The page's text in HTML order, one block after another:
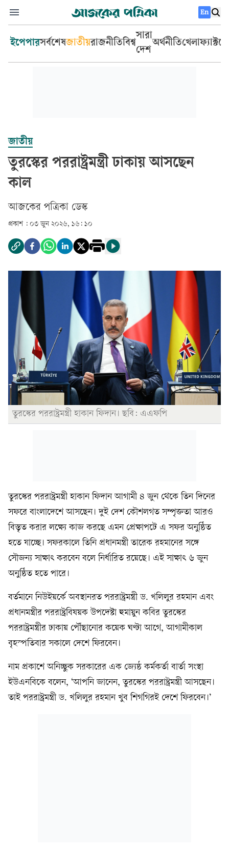
En
ইপেপারসর্বশেষজাতীয়রাজনীতিবিশ্ব
সারা
দেশ
অর্থনীতিখেলা
জাতীয়
তুরস্কের পররাষ্ট্রমন্ত্রী ঢাকায় আসছেন
কাল
আজকের পত্রিকা ডেস্ক­
প্রকাশ : ০৩ জুন ২০২৬, ১৬: ১০
তুরস্কের পররাষ্ট্রমন্ত্রী হাকান ফিদান। ছবি: এএফপি
তুরস্কের পররাষ্ট্রমন্ত্রী হাকান ফিদান আগামী ৪ জুন থেকে তিন দিনের
সফরে বাংলাদেশে আসছেন। দুই দেশ কৌশলগত সম্পৃক্ততা আরও
বিস্তৃত করার লক্ষ্যে কাজ করছে এমন প্রেক্ষাপটে এ সফর অনুষ্ঠিত
হতে যাচ্ছে। সফরকালে তিনি প্রধানমন্ত্রী তারেক রহমানের সঙ্গে
সৌজন্য সাক্ষাৎ করবেন বলে নির্ধারিত রয়েছে। এই সাক্ষাৎ ৬ জুন
অনুষ্ঠিত হতে পারে।
বর্তমানে নিউইয়র্কে অবস্থানরত পররাষ্ট্রমন্ত্রী ড. খলিলুর রহমান এবং
প্রধানমন্ত্রীর পররাষ্ট্রবিষয়ক উপদেষ্টা হুমায়ুন কবির তুরস্কের
পররাষ্ট্রমন্ত্রীর ঢাকায় পৌঁছানোর কয়েক ঘণ্টা আগে, আগামীকাল
বৃহস্পতিবার সকালে দেশে ফিরবেন।
নাম প্রকাশে অনিচ্ছুক সরকারের এক জ্যেষ্ঠ কর্মকর্তা বার্তা সংস্থা
ইউএনবিকে বলেন, ‘আপনি জানেন, তুরস্কের পররাষ্ট্রমন্ত্রী আসছেন।
তাই পররাষ্ট্রমন্ত্রী ড. খলিলুর রহমান খুব শিগগিরই দেশে ফিরবেন।’